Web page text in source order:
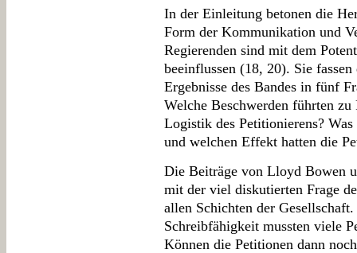
In der Einleitung betonen die
Form der Kommunikation und
Regierenden sind mit dem
beeinflussen (18, 20). Sie
Ergebnisse des Bandes in fünf
Welche Beschwerden führten
Logistik des Petitionierens?
und welchen Effekt hatten die
Die Beiträge von Lloyd Bowen
mit der viel diskutierten Frage
allen Schichten der
Schreibfähigkeit mussten viele
Können die Petitionen dann